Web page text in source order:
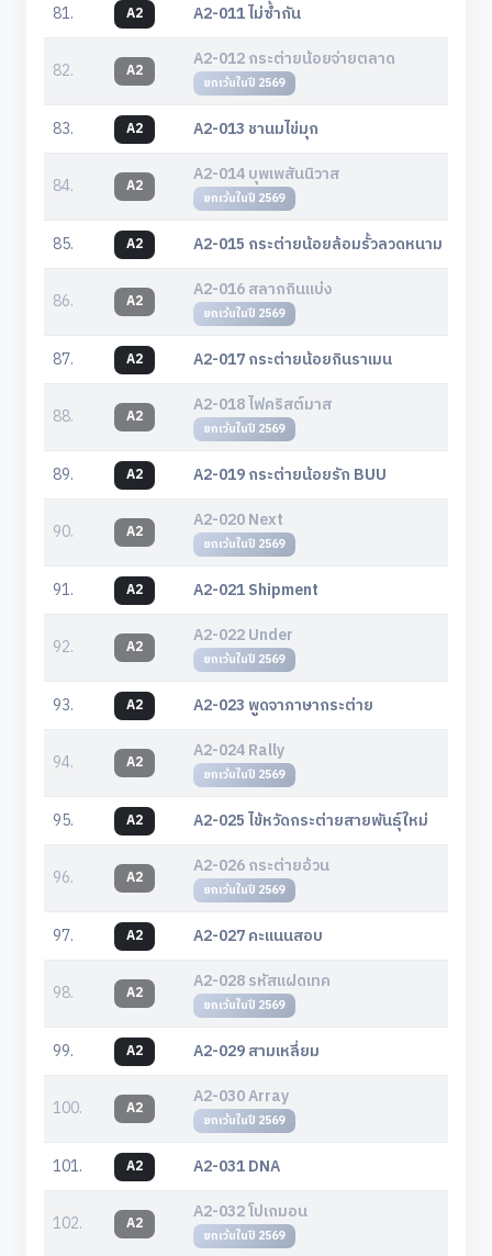
81. A2 A2-011 ไม่ซ้ำกัน
82. A2 A2-012 กระต่ายน้อยจ่ายตลาด
ยกเว้นในปี 2569
83. A2 A2-013 ชานมไข่มุก
84. A2 A2-014 บุพเพสันนิวาส
ยกเว้นในปี 2569
85. A2 A2-015 กระต่ายน้อยล้อมรั้วลวดหนาม
86. A2 A2-016 สลากกินแบ่ง
ยกเว้นในปี 2569
87. A2 A2-017 กระต่ายน้อยกินราเมน
88. A2 A2-018 ไฟคริสต์มาส
ยกเว้นในปี 2569
89. A2 A2-019 กระต่ายน้อยรัก BUU
90. A2 A2-020 Next
ยกเว้นในปี 2569
91. A2 A2-021 Shipment
92. A2 A2-022 Under
ยกเว้นในปี 2569
93. A2 A2-023 พูดจาภาษากระต่าย
94. A2 A2-024 Rally
ยกเว้นในปี 2569
95. A2 A2-025 ไข้หวัดกระต่ายสายพันธุ์ใหม่
96. A2 A2-026 กระต่ายอ้วน
ยกเว้นในปี 2569
97. A2 A2-027 คะแนนสอบ
98. A2 A2-028 รหัสแฝดเทค
ยกเว้นในปี 2569
99. A2 A2-029 สามเหลี่ยม
100. A2 A2-030 Array
ยกเว้นในปี 2569
101. A2 A2-031 DNA
102. A2 A2-032 โปเกมอน
ยกเว้นในปี 2569